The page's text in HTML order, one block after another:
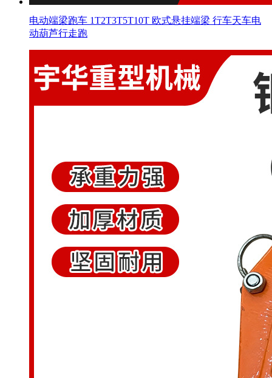
电动端梁跑车 1T2T3T5T10T 欧式悬挂端梁 行车天车电
动葫芦行走跑